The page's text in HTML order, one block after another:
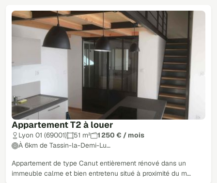
Appartement T2 à louer
Lyon 01 (69001) 51 m²
1 250 € / mois
À 6km de Tassin-la-Demi-Lu…
Appartement de type Canut entièrement rénové dans un
immeuble calme et bien entretenu situé à proximité du m…